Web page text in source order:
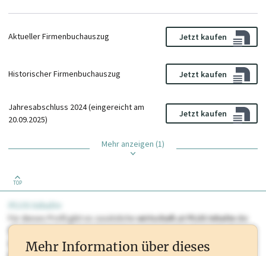
Aktueller Firmenbuchauszug Jetzt kaufen
Historischer Firmenbuchauszug Jetzt kaufen
Jahresabschluss 2024 (eingereicht am
20.09.2025)
Jetzt kaufen
Mehr anzeigen (1)
TOP
PLUS Inhalte
Für dieses Profil gibt es zusätzlichewirtschaft.at PLUS Inhaltedie
Sie momentan nicht einsehen können. Schalten Sie dieses Profil frei
oder loggen Sie sich ein um diese Inhalte zu sehen. wirtschaft.at PLUS
Mehr Information über dieses